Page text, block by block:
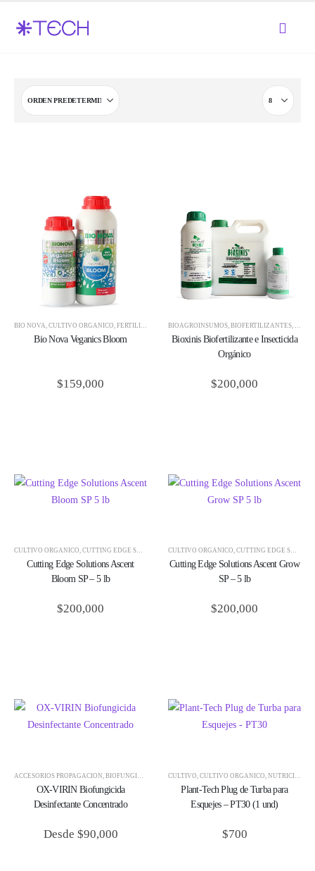
BIO NOVA CULTIVO ORGÁNICO FERTILIZANTES ,NUTRICIÓN
Bio Nova Veganics Bloom
$159,000
BIOAGROINSUMOS BIOFERTILIZANTES
Bioxinis Biofertilizante e Insecticida
Orgánico
$200,000
CULTIVO ORGÁNICO, CUTTING EDGE SOLUTIONS ,FERTILIZANTES,NUTRICIÓN
Cutting Edge Solutions Ascent
Bloom SP – 5 lb
$200,000
CULTIVO ORGÁNICO, CUTTING EDGE SOLUTIONS
Cutting Edge Solutions Ascent Grow
SP – 5 lb
$200,000
ACCESORIOS PROPAGACIÓN BIOFUNGICIDAS CONTROL BIOLÓGICO ,CULTIVO,CULTIVO
OX-VIRIN Biofungicida
Desinfectante Concentrado
Desde $90,000
CULTIVO CULTIVO ORGÁNICO NUTRICIÓN
Plant-Tech Plug de Turba para
Esquejes – PT30 (1 und)
$700